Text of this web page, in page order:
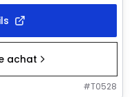
achat
#T0528